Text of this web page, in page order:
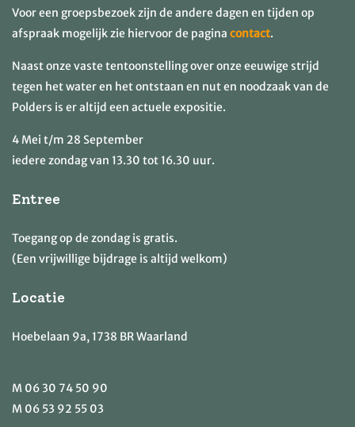
Voor een groepsbezoek zijn de andere dagen en tijden op
afspraak mogelijk zie hiervoor de pagina contact.
Naast onze vaste tentoonstelling over onze eeuwige strijd
tegen het water en het ontstaan en nut en noodzaak van de
Polders is er altijd een actuele expositie.
4 Mei t/m 28 September
iedere zondag van 13.30 tot 16.30 uur.
Entree
Toegang op de zondag is gratis.
(Een vrijwillige bijdrage is altijd welkom)
Locatie
Hoebelaan 9a, 1738 BR Waarland
M 06 30 74 50 90
M 06 53 92 55 03